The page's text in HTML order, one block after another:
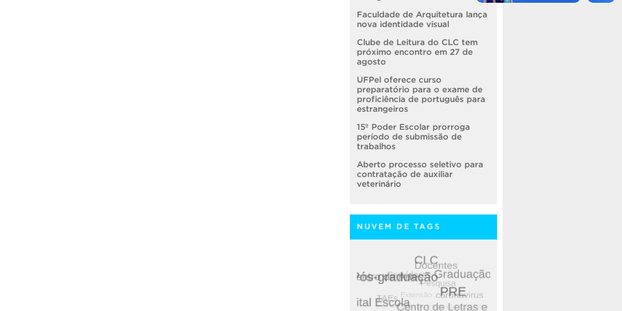
Faculdade de Arquitetura lança
nova identidade visual
Clube de Leitura do CLC tem
próximo encontro em 27 de
agosto
UFPel oferece curso
preparatório para o exame de
proficiência de português para
estrangeiros
15º Poder Escolar prorroga
período de submissão de
trabalhos
Aberto processo seletivo para
contratação de auxiliar
veterinário
NUVEM DE TAGS